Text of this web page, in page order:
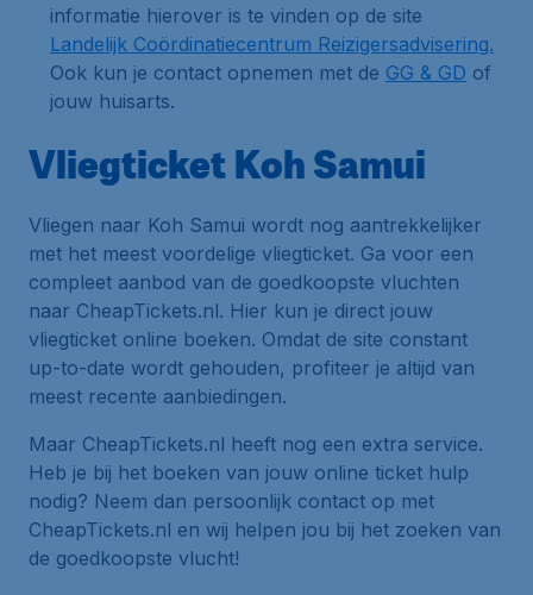
informatie hierover is te vinden op de site
Landelijk Coördinatiecentrum Reizigersadvisering.
Ook kun je contact opnemen met de GG & GD of
jouw huisarts.
Vliegticket Koh Samui
Vliegen naar Koh Samui wordt nog aantrekkelijker
met het meest voordelige vliegticket. Ga voor een
compleet aanbod van de goedkoopste vluchten
naar CheapTickets.nl. Hier kun je direct jouw
vliegticket online boeken. Omdat de site constant
up-to-date wordt gehouden, profiteer je altijd van
meest recente aanbiedingen.
Maar CheapTickets.nl heeft nog een extra service.
Heb je bij het boeken van jouw online ticket hulp
nodig? Neem dan persoonlijk contact op met
CheapTickets.nl en wij helpen jou bij het zoeken van
de goedkoopste vlucht!